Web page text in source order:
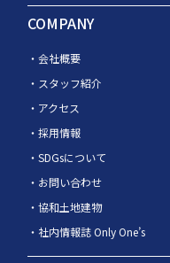
COMPANY
会社概要
スタッフ紹介
アクセス
採用情報
SDGsについて
お問い合わせ
協和土地建物
社内情報誌 Only One’s